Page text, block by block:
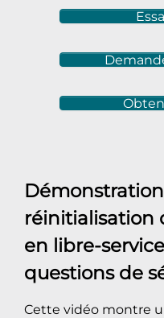
réinitialisation
en libre-
questions de
Cette vidéo montre